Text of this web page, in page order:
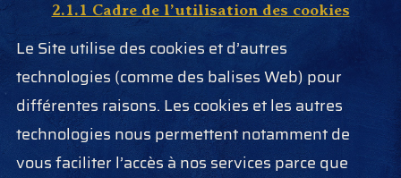
2.1.1 Cadre de l’utilisation des cookies
Le Site utilise des cookies et d’autres
technologies (comme des balises Web) pour
différentes raisons. Les cookies et les autres
technologies nous permettent notamment de
vous faciliter l’accès à nos services parce que